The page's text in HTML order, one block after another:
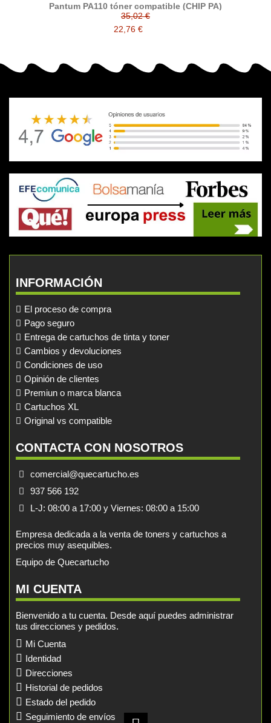
Pantum PA110 tóner compatible (CHIP PA)
35,02 €
22,76 €
INFORMACIÓN
El proceso de compra
Pago seguro
Entrega de cartuchos de tinta y toner
Cambios y devoluciones
Condiciones de uso
Opinión de clientes
Premiun o marca blanca
Cartuchos XL
Original vs compatible
CONTACTA CON NOSOTROS
comercial@quecartucho.es
937 566 192
L-J: 08:00 a 17:00 y Viernes: 08:00 a 15:00
Empresa dedicada a la venta de toners y cartuchos a
precios muy asequibles.
Equipo de Quecartucho
MI CUENTA
Bienvenido a tu cuenta. Desde aquí puedes administrar
tus direcciones y pedidos.
Mi Cuenta
Identidad
Direcciones
Historial de pedidos
Estado del pedido
Seguimiento de envíos